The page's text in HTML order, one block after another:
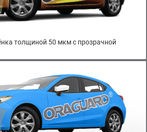
толщиной 50 мкм с прозрачной